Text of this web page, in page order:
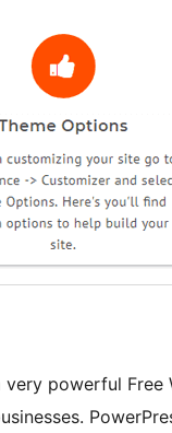
very powerful